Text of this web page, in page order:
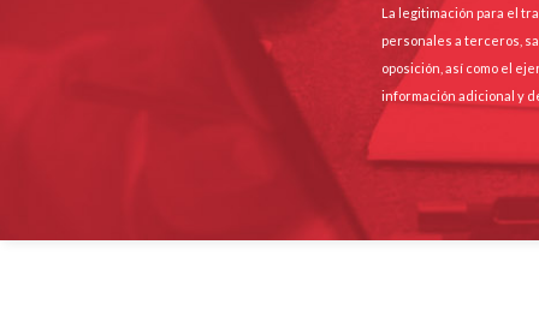
La legitimación para el
personales a terceros,
oposición, así como el
información adicional y